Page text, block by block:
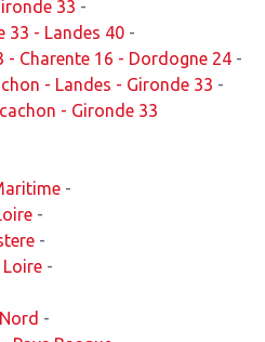
33 -
33 - Landes 40 -
- Charente 16 - Dordogne 24 -
- Landes - Gironde 33 -
- Gironde 33
-
-
-
Loire -
-